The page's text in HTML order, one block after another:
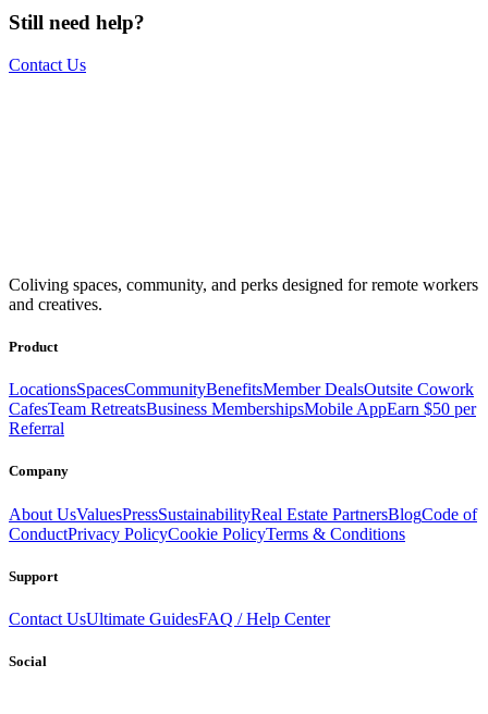
Still need help?
Contact Us
equipped with everything you need to be comfortable and
productive.
Coliving spaces, community, and perks designed for remote workers
and creatives.
Product
LocationsSpacesCommunityBenefitsMember DealsOutsite Cowork
CafesTeam RetreatsBusiness MembershipsMobile AppEarn $50 per
Referral
Company
About UsValuesPressSustainabilityReal Estate PartnersBlogCode of
ConductPrivacy PolicyCookie PolicyTerms & Conditions
Support
Contact UsUltimate GuidesFAQ / Help Center
Social